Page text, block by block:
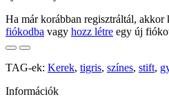
Ha már korábban regisztráltál, akkor
fiókodba vagy hozz létre egy új
TAG-ek: Kerek, tigris, színes, stift,
Információk